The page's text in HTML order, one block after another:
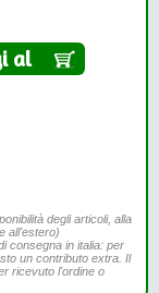
al
degli articoli, alla
all'estero)
consegna in italia: per
un contributo extra. Il
ricevuto l'ordine o